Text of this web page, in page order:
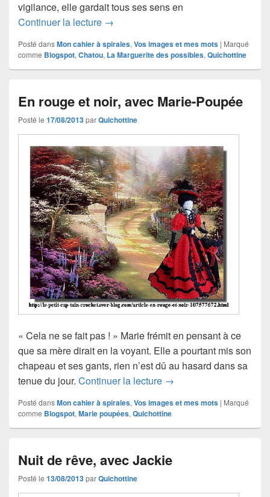
vigilance, elle gardait tous ses sens en
Continuer la lecture Mais qu’est-ce qu’elle fait ?… avec
→
Posté dansMon cahier à spirales, Vos images et mes mots | Marqué
comme Blogspot, Chatou, La Marguerite des possibles, Quichottine
En rouge et noir, avec Marie-Poupée
Posté le 17/08/2013parQuichottine
« Cela ne se fait pas ! » Marie frémit en pensant à ce
que sa mère dirait en la voyant. Elle a pourtant mis son
chapeau et ses gants, rien n’est dû au hasard dans sa
tenue du jour. Continuer la lecture En rouge et noir, avec
→
Posté dansMon cahier à spirales, Vos images et mes mots | Marqué
comme Blogspot, Marie poupées, Quichottine
Nuit de rêve, avec Jackie
Posté le 13/08/2013parQuichottine